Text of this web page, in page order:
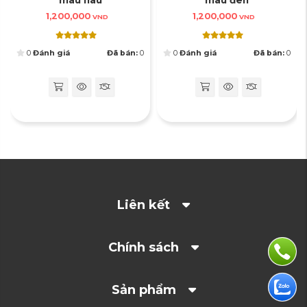
NGĂN CHỨA SANG TRỌNG
1,200,000 VND
0 Đánh giá Đã bán: 0
1,100,000 VND
0 Đánh giá Đã bán:958
Liên kết
Chính sách
Sản phẩm